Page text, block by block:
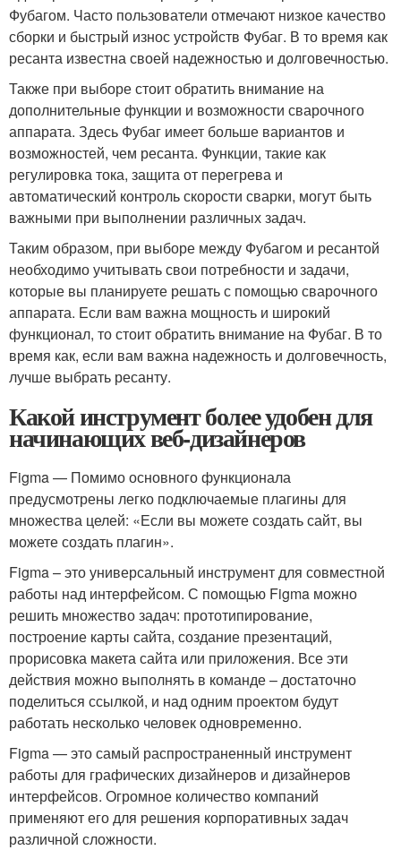
Фубагом. Часто пользователи отмечают низкое качество
сборки и быстрый износ устройств Фубаг. В то время как
ресанта известна своей надежностью и долговечностью.
Также при выборе стоит обратить внимание на
дополнительные функции и возможности сварочного
аппарата. Здесь Фубаг имеет больше вариантов и
возможностей, чем ресанта. Функции, такие как
регулировка тока, защита от перегрева и
автоматический контроль скорости сварки, могут быть
важными при выполнении различных задач.
Таким образом, при выборе между Фубагом и ресантой
необходимо учитывать свои потребности и задачи,
которые вы планируете решать с помощью сварочного
аппарата. Если вам важна мощность и широкий
функционал, то стоит обратить внимание на Фубаг. В то
время как, если вам важна надежность и долговечность,
лучше выбрать ресанту.
Какой инструмент более удобен для
начинающих веб-дизайнеров
Figma — Помимо основного функционала
предусмотрены легко подключаемые плагины для
множества целей: «Если вы можете создать сайт, вы
можете создать плагин».
Figma – это универсальный инструмент для совместной
работы над интерфейсом. С помощью Figma можно
решить множество задач: прототипирование,
построение карты сайта, создание презентаций,
прорисовка макета сайта или приложения. Все эти
действия можно выполнять в команде – достаточно
поделиться ссылкой, и над одним проектом будут
работать несколько человек одновременно.
Figma — это самый распространенный инструмент
работы для графических дизайнеров и дизайнеров
интерфейсов. Огромное количество компаний
применяют его для решения корпоративных задач
различной сложности.